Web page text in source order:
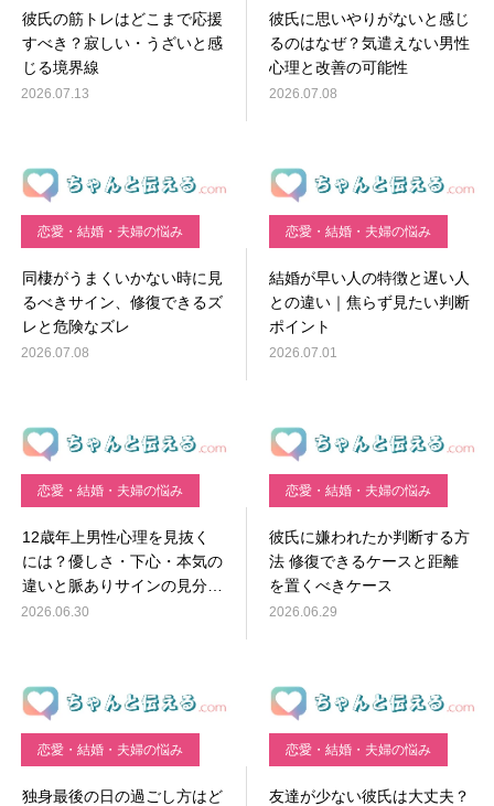
彼氏の筋トレはどこまで応援
すべき？寂しい・うざいと感
じる境界線
2026.07.13
彼氏に思いやりがないと感じ
るのはなぜ？気遣えない男性
心理と改善の可能性
2026.07.08
恋愛・結婚・夫婦の悩み
同棲がうまくいかない時に見
るべきサイン、修復できるズ
レと危険なズレ
2026.07.08
恋愛・結婚・夫婦の悩み
結婚が早い人の特徴と遅い人
との違い｜焦らず見たい判断
ポイント
2026.07.01
恋愛・結婚・夫婦の悩み
12歳年上男性心理を見抜く
には？優しさ・下心・本気の
違いと脈ありサインの見分け
方
2026.06.30
恋愛・結婚・夫婦の悩み
彼氏に嫌われたか判断する方
法 修復できるケースと距離
を置くべきケース
2026.06.29
恋愛・結婚・夫婦の悩み
独身最後の日の過ごし方はど
恋愛・結婚・夫婦の悩み
友達が少ない彼氏は大丈夫？